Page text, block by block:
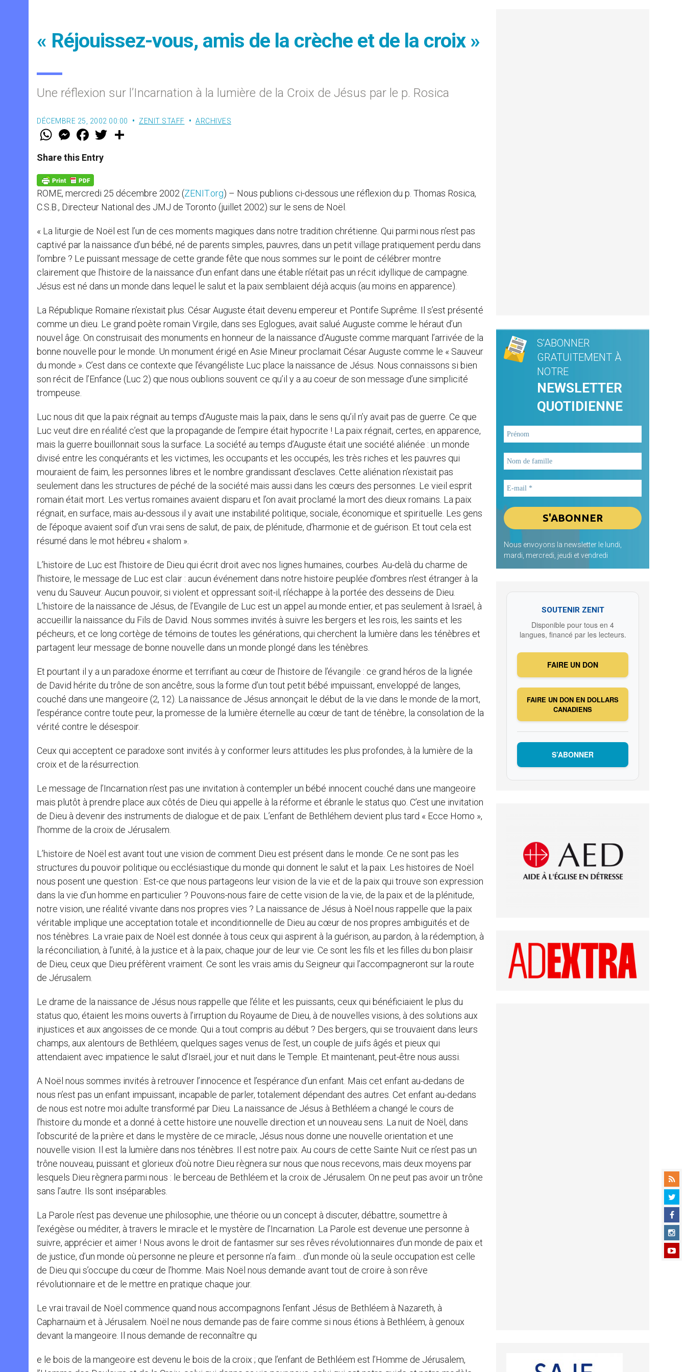
« Réjouissez-vous, amis de la crèche et de la croix »
Une réflexion sur l’Incarnation à la lumière de la Croix de Jésus par le p. Rosica
DÉCEMBRE 25, 2002 00:00 ZENIT STAFF ARCHIVES
W
t
s
p
p
M
e
s
e
g
e
r
F
a
e
b
k
w
Share this Entry
ROME, mercredi 25 décembre 2002 (ZENIT.org) – Nous publions ci-dessous une réflexion du p. Thomas Rosica,
C.S.B., Directeur National des JMJ de Toronto (juillet 2002) sur le sens de Noël.
« La liturgie de Noël est l’un de ces moments magiques dans notre tradition chrétienne. Qui parmi nous n’est pas
captivé par la naissance d’un bébé, né de parents simples, pauvres, dans un petit village pratiquement perdu dans
l’ombre ? Le puissant message de cette grande fête que nous sommes sur le point de célébrer montre
clairement que l’histoire de la naissance d’un enfant dans une étable n’était pas un récit idyllique de campagne.
Jésus est né dans un monde dans lequel le salut et la paix semblaient déjà acquis (au moins en apparence).
La République Romaine n’existait plus. César Auguste était devenu empereur et Pontife Suprême. Il s’est présenté
comme un dieu. Le grand poète romain Virgile, dans ses Eglogues, avait salué Auguste comme le héraut d’un
nouvel âge. On construisait des monuments en honneur de la naissance d’Auguste comme marquant l’arrivée de la
bonne nouvelle pour le monde. Un monument érigé en Asie Mineur proclamait César Auguste comme le « Sauveur
du monde ». C’est dans ce contexte que l’évangéliste Luc place la naissance de Jésus. Nous connaissons si bien
son récit de l’Enfance (Luc 2) que nous oublions souvent ce qu’il y a au coeur de son message d’une simplicité
trompeuse.
Luc nous dit que la paix régnait au temps d’Auguste mais la paix, dans le sens qu’il n’y avait pas de guerre. Ce que
Luc veut dire en réalité c’est que la propagande de l’empire était hypocrite ! La paix régnait, certes, en apparence,
mais la guerre bouillonnait sous la surface. La société au temps d’Auguste était une société aliénée : un monde
divisé entre les conquérants et les victimes, les occupants et les occupés, les très riches et les pauvres qui
mouraient de faim, les personnes libres et le nombre grandissant d’esclaves. Cette aliénation n’existait pas
seulement dans les structures de péché de la société mais aussi dans les cœurs des personnes. Le vieil esprit
romain était mort. Les vertus romaines avaient disparu et l’on avait proclamé la mort des dieux romains. La paix
régnait, en surface, mais au-dessous il y avait une instabilité politique, sociale, économique et spirituelle. Les gens
de l’époque avaient soif d’un vrai sens de salut, de paix, de plénitude, d’harmonie et de guérison. Et tout cela est
résumé dans le mot hébreu « shalom ».
L’histoire de Luc est l’histoire de Dieu qui écrit droit avec nos lignes humaines, courbes. Au-delà du charme de
l’histoire, le message de Luc est clair : aucun événement dans notre histoire peuplée d’ombres n’est étranger à la
venu du Sauveur. Aucun pouvoir, si violent et oppressant soit-il, n’échappe à la portée des desseins de Dieu.
L’histoire de la naissance de Jésus, de l’Evangile de Luc est un appel au monde entier, et pas seulement à Israël, à
accueillir la naissance du Fils de David. Nous sommes invités à suivre les bergers et les rois, les saints et les
pécheurs, et ce long cortège de témoins de toutes les générations, qui cherchent la lumière dans les ténèbres et
partagent leur message de bonne nouvelle dans un monde plongé dans les ténèbres.
Et pourtant il y a un paradoxe énorme et terrifiant au cœur de l’histoire de l’évangile : ce grand héros de la lignée
de David hérite du trône de son ancêtre, sous la forme d’un tout petit bébé impuissant, enveloppé de langes,
couché dans une mangeoire (2, 12). La naissance de Jésus annonçait le début de la vie dans le monde de la mort,
l’espérance contre toute peur, la promesse de la lumière éternelle au cœur de tant de ténèbre, la consolation de la
vérité contre le désespoir.
Ceux qui acceptent ce paradoxe sont invités à y conformer leurs attitudes les plus profondes, à la lumière de la
croix et de la résurrection.
Le message de l’Incarnation n’est pas une invitation à contempler un bébé innocent couché dans une mangeoire
mais plutôt à prendre place aux côtés de Dieu qui appelle à la réforme et ébranle le status quo. C’est une invitation
de Dieu à devenir des instruments de dialogue et de paix. L’enfant de Bethléhem devient plus tard « Ecce Homo »,
l’homme de la croix de Jérusalem.
L’histoire de Noël est avant tout une vision de comment Dieu est présent dans le monde. Ce ne sont pas les
structures du pouvoir politique ou ecclésiastique du monde qui donnent le salut et la paix. Les histoires de Noël
nous posent une question : Est-ce que nous partageons leur vision de la vie et de la paix qui trouve son expression
dans la vie d’un homme en particulier ? Pouvons-nous faire de cette vision de la vie, de la paix et de la plénitude,
notre vision, une réalité vivante dans nos propres vies ? La naissance de Jésus à Noël nous rappelle que la paix
véritable implique une acceptation totale et inconditionnelle de Dieu au cœur de nos propres ambiguïtés et de
nos ténèbres. La vraie paix de Noël est donnée à tous ceux qui aspirent à la guérison, au pardon, à la rédemption, à
la réconciliation, à l’unité, à la justice et à la paix, chaque jour de leur vie. Ce sont les fils et les filles du bon plaisir
de Dieu, ceux que Dieu préfèrent vraiment. Ce sont les vrais amis du Seigneur qui l’accompagneront sur la route
de Jérusalem.
Le drame de la naissance de Jésus nous rappelle que l’élite et les puissants, ceux qui bénéficiaient le plus du
status quo, étaient les moins ouverts à l’irruption du Royaume de Dieu, à de nouvelles visions, à des solutions aux
injustices et aux angoisses de ce monde. Qui a tout compris au début ? Des bergers, qui se trouvaient dans leurs
champs, aux alentours de Bethléem, quelques sages venus de l’est, un couple de juifs âgés et pieux qui
attendaient avec impatience le salut d’Israël, jour et nuit dans le Temple. Et maintenant, peut-être nous aussi.
A Noël nous sommes invités à retrouver l’innocence et l’espérance d’un enfant. Mais cet enfant au-dedans de
nous n’est pas un enfant impuissant, incapable de parler, totalement dépendant des autres. Cet enfant au-dedans
de nous est notre moi adulte transformé par Dieu. La naissance de Jésus à Bethléem a changé le cours de
l’histoire du monde et a donné à cette histoire une nouvelle direction et un nouveau sens. La nuit de Noël, dans
l’obscurité de la prière et dans le mystère de ce miracle, Jésus nous donne une nouvelle orientation et une
nouvelle vision. Il est la lumière dans nos ténèbres. Il est notre paix. Au cours de cette Sainte Nuit ce n’est pas un
trône nouveau, puissant et glorieux d’où notre Dieu règnera sur nous que nous recevons, mais deux moyens par
lesquels Dieu règnera parmi nous : le berceau de Bethléem et la croix de Jérusalem. On ne peut pas avoir un trône
sans l’autre. Ils sont inséparables.
La Parole n’est pas devenue une philosophie, une théorie ou un concept à discuter, débattre, soumettre à
l’exégèse ou méditer, à travers le miracle et le mystère de l’Incarnation. La Parole est devenue une personne à
suivre, apprécier et aimer ! Nous avons le droit de fantasmer sur ses rêves révolutionnaires d’un monde de paix et
de justice, d’un monde où personne ne pleure et personne n’a faim… d’un monde où la seule occupation est celle
de Dieu qui s’occupe du cœur de l’homme. Mais Noël nous demande avant tout de croire à son rêve
révolutionnaire et de le mettre en pratique chaque jour.
Le vrai travail de Noël commence quand nous accompagnons l’enfant Jésus de Bethléem à Nazareth, à
Capharnaüm et à Jérusalem. Noël ne nous demande pas de faire comme si nous étions à Bethléem, à genoux
devant la mangeoire. Il nous demande de reconnaître qu
e le bois de la mangeoire est devenu le bois de la croix ; que l’enfant de Bethléem est l’Homme de Jérusalem,
S'ABONNER
GRATUITEMENT À
NOTRE
NEWSLETTER
QUOTIDIENNE
Nous envoyons la newsletter le lundi,
mardi, mercredi, jeudi et vendredi
SOUTENIR ZENIT
Disponible pour tous en 4
langues, financé par les lecteurs.
FAIRE UN DON
FAIRE UN DON EN DOLLARS
CANADIENS
S’ABONNER